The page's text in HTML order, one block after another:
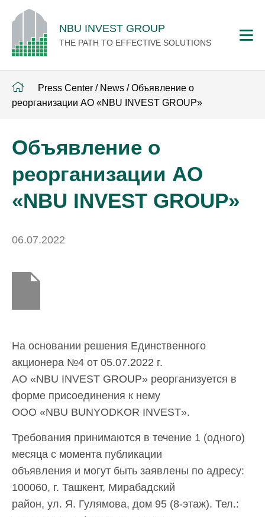
NBU INVEST GROUP
THE PATH TO EFFECTIVE SOLUTIONS
Press Center / News / Объявление о
реорганизации АО «NBU INVEST GROUP»
Объявление о
реорганизации АО
«NBU INVEST GROUP»
06.07.2022
На основании решения Единственного
акционера №4 от 05.07.2022 г.
АО «NBU INVEST GROUP» реорганизуется в
форме присоединения к нему
ООО «NBU BUNYODKOR INVEST».
Требования принимаются в течение 1 (одного)
месяца с момента публикации
объявления и могут быть заявлены по адресу:
100060, г. Ташкент, Мирабадский
район, ул. Я. Гулямова, дом 95 (8-этаж). Тел.: